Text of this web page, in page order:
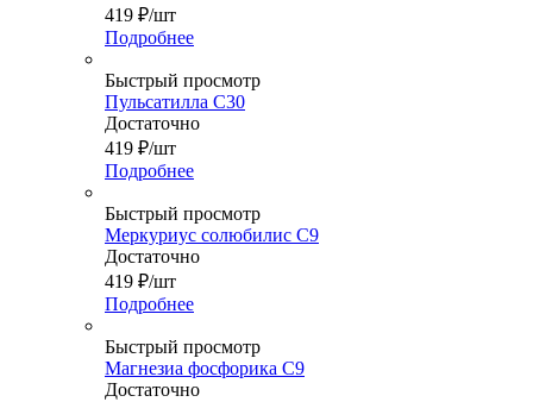
419 ₽/шт
Подробнее
Быстрый просмотр
Пульсатилла С30
Достаточно
419 ₽/шт
Подробнее
Быстрый просмотр
Меркуриус солюбилис С9
Достаточно
419 ₽/шт
Подробнее
Быстрый просмотр
Магнезиа фосфорика С9
Достаточно